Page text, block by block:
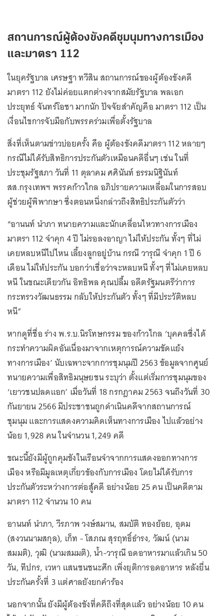
สถานการณ์ผู้ต้องขังคดีชุมนุมทางการเมือง
และมาตรา 112
ในยุครัฐบาล เศรษฐา ทวีสิน สถานการณ์ของผู้ต้องขังคดี
มาตรา 112 ยังไม่ค่อยแตกต่างจากสมัยรัฐบาล พลเอก
ประยุทธ์ จันทร์โอชา มากนัก ปัจจัยสำคัญคือ มาตรา 112 เป็น
เงื่อนไขการจับมือกับพรรคร่วมเพื่อตั้งรัฐบาล
สิ่งที่เห็นตามข่าวบ่อยครั้ง คือ ผู้ต้องขังคดีมาตรา 112 หลายๆ
กรณีไม่ได้รับสิทธิการประกันตัวเหมือนคดีอื่นๆ เช่น ในที่
ประชุมรัฐสภา วันที่ 11 ตุลาคม ศศินันท์ ธรรมนิฐินันท์
สส.กรุงเทพฯ พรรคก้าวไกล อภิปรายความเหลื่อมในการสอบ
ผู้ช่วยผู้พิพากษา ซึ่งตอนหนึ่งกล่าวถึงสิทธิประกันตัวว่า
“อานนท์ นำภา ทนายความและนักเคลื่อนไหวทางการเมือง
มาตรา 112 จำคุก 4 ปี ไม่รอลงอาญา ไม่ให้ประกัน ทั้งๆ ที่ไม่
เคยหลบหนีไปไหน เลี้ยงลูกอยู่บ้าน กรณี วารุณี จำคุก 1 ปี 6
เดือน ไม่ให้ประกัน บอกว่าเชื่อว่าจะหลบหนี ทั้งๆ ที่ไม่เคยหลบ
หนี ในขณะเดียวกัน อิทธิพล คุณปลื้ม อดีตรัฐมนตรีว่าการ
กระทรวงวัฒนธรรม กลับให้ประกันตัว ทั้งๆ ที่มีประวัติหลบ
หนี”
หากดูที่ชื่อ ร่าง พ.ร.บ.นิรโทษกรรม ของก้าวไกล ‘บุคคลซึ่งได้
กระทำความผิดอันเนื่องมาจากเหตุการณ์ความขัดแย้ง
ทางการเมือง’ นับเฉพาะจากการชุมนุมปี 2563 ข้อมูลจากศูนย์
ทนายความเพื่อสิทธิมนุษยชน ระบุว่า ตั้งแต่เริ่มการชุมนุมของ
‘เยาวชนปลดแอก’ เมื่อวันที่ 18 กรกฎาคม 2563 จนถึงวันที่ 30
กันยายน 2566 มีประชาชนถูกดำเนินคดีจากสถานการณ์
ชุมนุม และการแสดงความคิดเห็นทางการเมือง ไปแล้วอย่าง
น้อย 1,928 คน ในจำนวน 1,249 คดี
ขณะนี้ยังมีผู้ถูกคุมขังในเรือนจำจากการแสดงออกทางการ
เมือง หรือมีมูลเหตุเกี่ยวข้องกับการเมือง โดยไม่ได้รับการ
ประกันตัวระหว่างการต่อสู้คดี อย่างน้อย 25 คน เป็นคดีตาม
มาตรา 112 จำนวน 10 คน
อานนท์ นำภา, วีรภาพ วงษ์สมาน, สมบัติ ทองย้อย, อุดม
(สงวนนามสกุล), เก็ท - โสภณ สุรฤทธิ์ธำรง, วัฒน์ (นาม
สมมติ), วุฒิ (นามสมมติ), น้ำ-วารุณี อดอาหารมาแล้วเกิน 50
วัน, ทีปกร, เวหา แสนชนชนะศึก เพิ่งยุติการอดอาหาร หลังยื่น
ประกันครั้งที่ 3 แต่ศาลยังยกคำร้อง
นอกจากนั้น ยังมีผู้ต้องขังที่คดีถึงที่สุดแล้ว อย่างน้อย 10 คน